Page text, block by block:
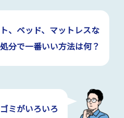
、ベッド、マットレスな
分で一番いい方法は何？
ミがいろいろ